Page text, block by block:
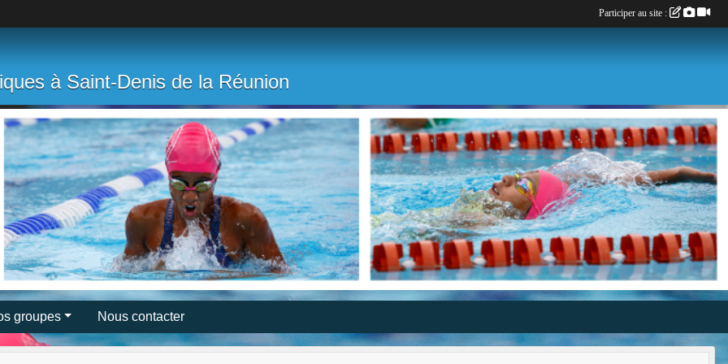
à Saint-Denis de la Réunion
groupes Nous contacter
Participer au site :